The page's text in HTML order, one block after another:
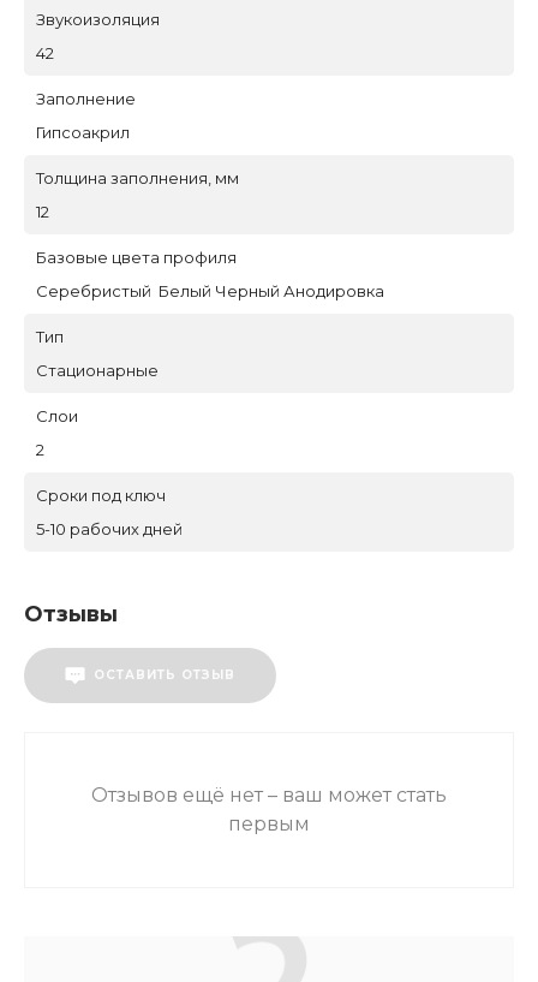
Звукоизоляция
42
Заполнение
Гипсоакрил
Толщина заполнения, мм
12
Базовые цвета профиля
Серебристый Белый Черный Анодировка
Тип
Стационарные
Слои
2
Сроки под ключ
5-10 рабочих дней
Отзывы
ОСТАВИТЬ ОТЗЫВ
Отзывов ещё нет – ваш может стать
первым